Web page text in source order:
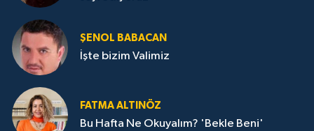
ŞENOL BABACAN
İşte bizim Valimiz
FATMA ALTINÖZ
Bu Hafta Ne Okuyalım? 'Bekle Beni'